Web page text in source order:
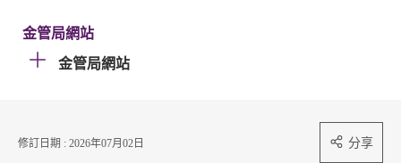
金管局網站
金管局網站
修訂日期 : 2026年07月02日 分享